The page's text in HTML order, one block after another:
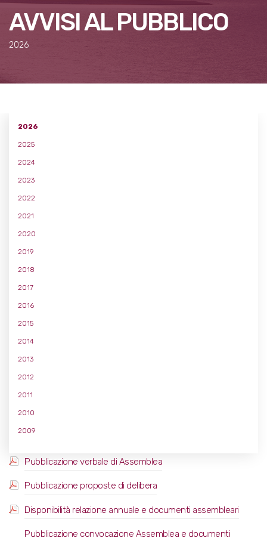
AVVISI AL PUBBLICO
2026
2026
2025
2024
2023
2022
2021
2020
2019
2018
2017
2016
2015
2014
2013
2012
2011
2010
2009
Pubblicazione verbale di Assemblea
Pubblicazione proposte di delibera
Disponibilità relazione annuale e documenti assembleari
Pubblicazione convocazione Assemblea e documenti